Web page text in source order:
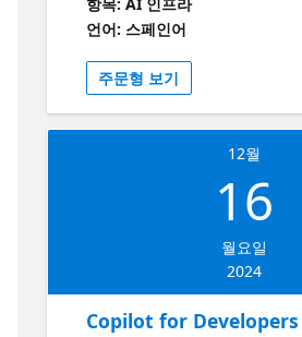
extraer los datos del cv y
creada en .NET
para mostrar la información
app web en Angular. Demo:
Document Intelligence
Intelligence Exercises ¿Qué
inteligencia de Azure AI
soluciones con Documento
언어: 스페인어
주문형 보기
12월
16
월요일
2024
Copilot for Developers